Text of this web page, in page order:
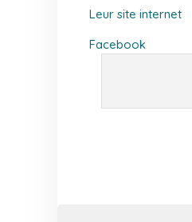
Leur site internet
Facebook